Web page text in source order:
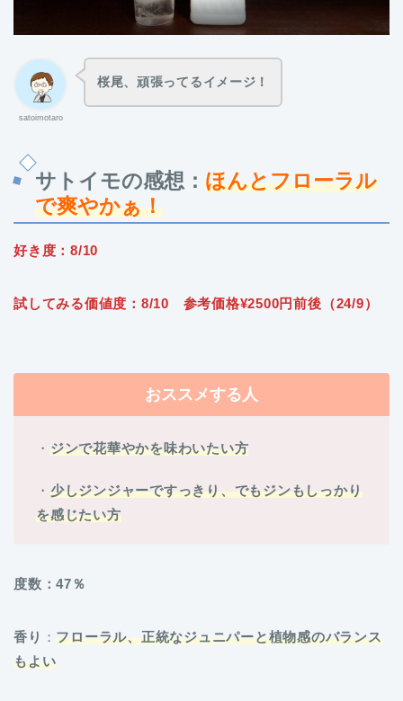
satoimotaro
桜尾、頑張ってるイメージ！
サトイモの感想： ほんとフローラル
で爽やかぁ！
好き度：8/10
試してみる価値度：8/10 参考価格¥2500円前後（24/9）
おススメする人
・ ジンで花華やかを味わいたい方
・ 少しジンジャーですっきり、でもジンもしっかり
を感じたい方
度数：47％
香り ：フローラル、正統なジュニパーと植物感のバランス
もよい